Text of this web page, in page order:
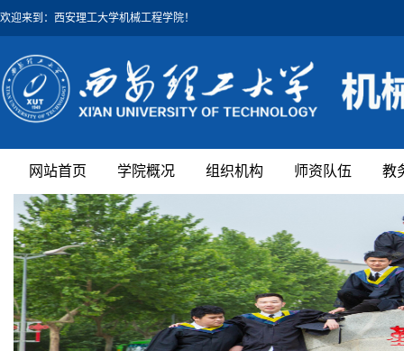
欢迎来到：西安理工大学机械工程学院！
网站首页 学院概况 组织机构 师资队伍 教